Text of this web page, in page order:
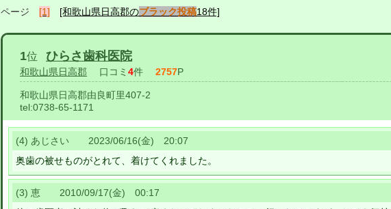
ページ [1] [和歌山県日高郡のブラック投稿18件]
1位 ひらさ歯科医院
和歌山県日高郡 口コミ 4件 2757P
和歌山県日高郡由良町里407-2
tel:0738-65-1171
(4) あじさい 2023/06/16(金) 20:07
奥歯の被せものがとれて、着けてくれました。
(3) 恵 2010/09/17(金) 00:17